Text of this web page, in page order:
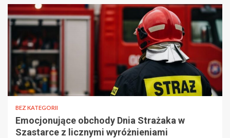
BEZ KATEGORII
Emocjonujące obchody Dnia Strażaka w
Szastarce z licznymi wyróżnieniami